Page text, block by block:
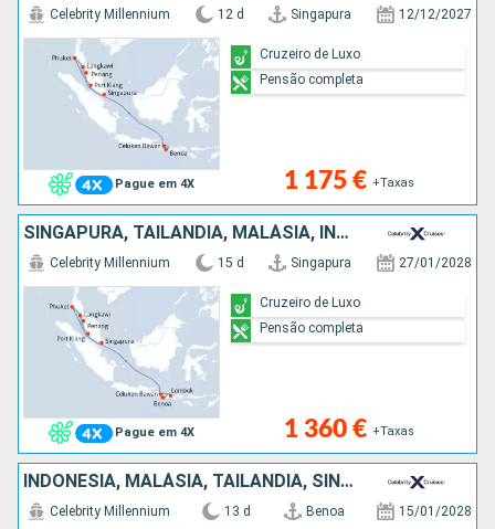
Pague em 4X
Celebrity Millennium 12 d Singapura 12/12/2027
1 175 € +Taxas
Cruzeiro de Luxo
Pensão completa
SINGAPURA, TAILÂNDIA, MALÁSIA, INDONÉSIA
Pague em 4X
Celebrity Millennium 15 d Singapura 27/01/2028
1 360 € +Taxas
Cruzeiro de Luxo
Pensão completa
INDONÉSIA, MALÁSIA, TAILÂNDIA, SINGAPURA
Celebrity Millennium 13 d Benoa 15/01/2028